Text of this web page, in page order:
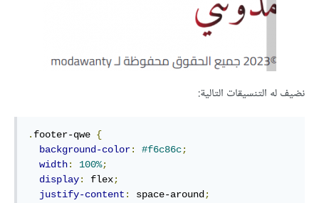
نضيف له التنسيقات التالية:
. footer-qwe {
background-color: #f6c86c;
width: 100%;
display: flex;
justify-content : space-around ;